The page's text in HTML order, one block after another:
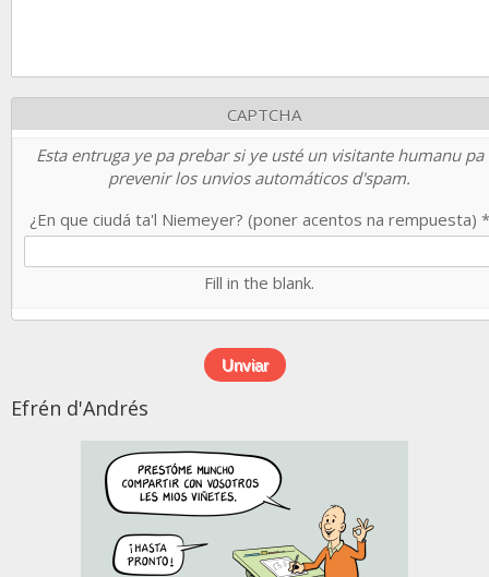
CAPTCHA
Esta entruga ye pa prebar si ye usté un visitante humanu pa
prevenir los unvios automáticos d'spam.
¿En que ciudá ta'l Niemeyer? (poner acentos na rempuesta) *
Fill in the blank.
Efrén d'Andrés